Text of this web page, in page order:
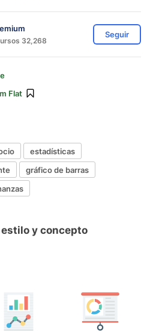
32,268
Seguir
Flat
estadísticas
gráfico de barras
y concepto